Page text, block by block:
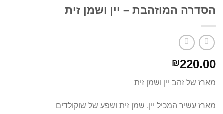
הסדרה המוזהבת – יין ושמן זית
₪220.00
מארז של זהב יין ושמן זית
מארז עשיר המכיל יין, שמן זית ושפע של שוקולדים